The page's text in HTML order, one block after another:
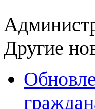
Другие